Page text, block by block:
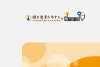
上方功能區塊
搜尋關鍵字：可輸入節